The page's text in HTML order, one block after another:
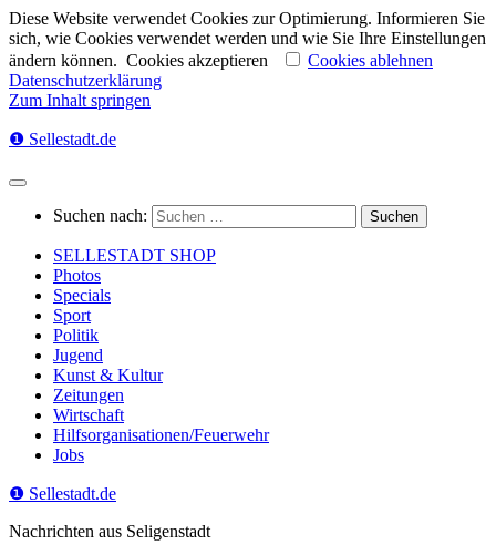
Diese Website verwendet Cookies zur Optimierung. Informieren Sie
sich, wie Cookies verwendet werden und wie Sie Ihre Einstellungen
ändern können. Cookies akzeptieren
Cookies ablehnen
Datenschutzerklärung
Zum Inhalt springen
❶ Sellestadt.de
Suchen nach:
SELLESTADT SHOP
Photos
Specials
Sport
Politik
Jugend
Kunst & Kultur
Zeitungen
Wirtschaft
Hilfsorganisationen/Feuerwehr
Jobs
❶ Sellestadt.de
Nachrichten aus Seligenstadt